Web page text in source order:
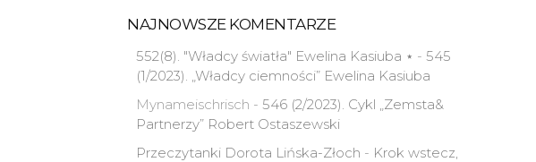
NAJNOWSZE KOMENTARZE
552(8). "Władcy światła" Ewelina Kasiuba ⋆ - 545
(1/2023). „Władcy ciemności” Ewelina Kasiuba
Mynameischrisch - 546 (2/2023). Cykl „Zemsta&
Partnerzy” Robert Ostaszewski
Przeczytanki Dorota Lińska-Złoch - Krok wstecz,